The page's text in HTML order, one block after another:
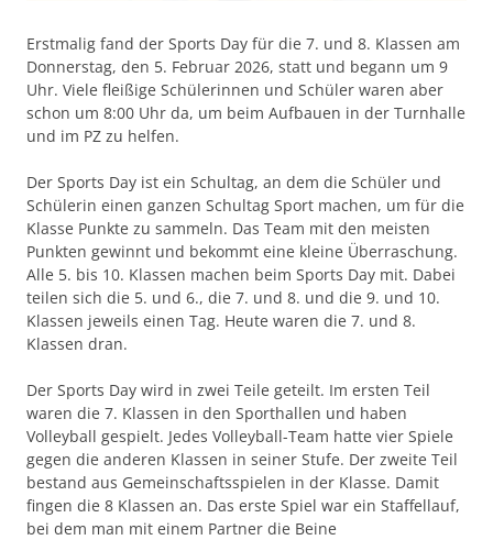
Erstmalig fand der Sports Day für die 7. und 8. Klassen am
Donnerstag, den 5. Februar 2026, statt und begann um 9
Uhr. Viele fleißige Schülerinnen und Schüler waren aber
schon um 8:00 Uhr da, um beim Aufbauen in der Turnhalle
und im PZ zu helfen.
Der Sports Day ist ein Schultag, an dem die Schüler und
Schülerin einen ganzen Schultag Sport machen, um für die
Klasse Punkte zu sammeln. Das Team mit den meisten
Punkten gewinnt und bekommt eine kleine Überraschung.
Alle 5. bis 10. Klassen machen beim Sports Day mit. Dabei
teilen sich die 5. und 6., die 7. und 8. und die 9. und 10.
Klassen jeweils einen Tag. Heute waren die 7. und 8.
Klassen dran.
Der Sports Day wird in zwei Teile geteilt. Im ersten Teil
waren die 7. Klassen in den Sporthallen und haben
Volleyball gespielt. Jedes Volleyball-Team hatte vier Spiele
gegen die anderen Klassen in seiner Stufe. Der zweite Teil
bestand aus Gemeinschaftsspielen in der Klasse. Damit
fingen die 8 Klassen an. Das erste Spiel war ein Staffellauf,
bei dem man mit einem Partner die Beine